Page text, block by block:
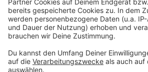
genutzt: Zu Jahresbeginn gab es 1,9
bei mehr als 74 Millionen gesetzlich
Gesetz der Ampel-Koalition kehrte
um: Nun bekommen alle eine ePA,
widerspricht aktiv (Opt-out). Die
liegt laut Kassen-Spitzenverband im